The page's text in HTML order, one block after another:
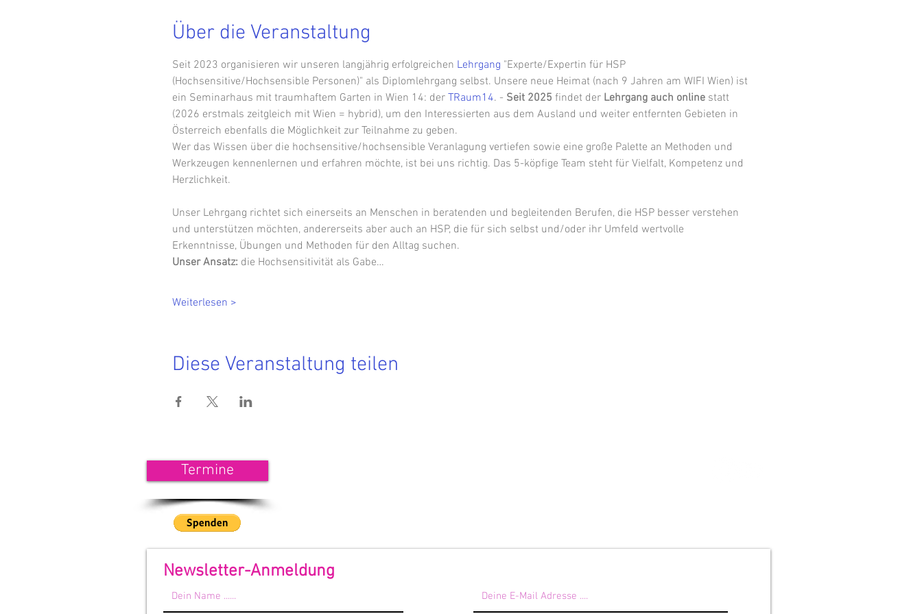
Über die Veranstaltung
Seit 2023 organisieren wir unseren langjährig erfolgreichen Lehrgang "Experte/Expertin für HSP
(Hochsensitive/Hochsensible Personen)" als Diplomlehrgang selbst. Unsere neue Heimat (nach 9 Jahren am WIFI Wien) ist
ein Seminarhaus mit traumhaftem Garten in Wien 14: der TRaum14. - Seit 2025 findet der Lehrgang auch online statt
(2026 erstmals zeitgleich mit Wien = hybrid), um den Interessierten aus dem Ausland und weiter entfernten Gebieten in
Österreich ebenfalls die Möglichkeit zur Teilnahme zu geben.
Wer das Wissen über die hochsensitive/hochsensible Veranlagung vertiefen sowie eine große Palette an Methoden und
Werkzeugen kennenlernen und erfahren möchte, ist bei uns richtig. Das 5-köpfige Team steht für Vielfalt, Kompetenz und
Herzlichkeit.
Unser Lehrgang richtet sich einerseits an Menschen in beratenden und begleitenden Berufen, die HSP besser verstehen
und unterstützen möchten, andererseits aber auch an HSP, die für sich selbst und/oder ihr Umfeld wertvolle
Erkenntnisse, Übungen und Methoden für den Alltag suchen.
Unser Ansatz: die Hochsensitivität als Gabe…
Weiterlesen >
Diese Veranstaltung teilen
Termine
Newsletter-Anmeldung